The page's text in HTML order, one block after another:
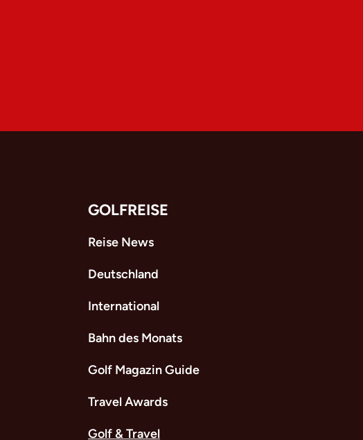
GOLFREISE
Reise News
Deutschland
International
Bahn des Monats
Golf Magazin Guide
Travel Awards
Golf & Travel